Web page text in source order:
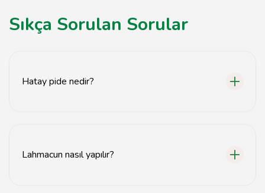
Sıkça Sorulan Sorular
Hatay pide nedir?
Lahmacun nasıl yapılır?